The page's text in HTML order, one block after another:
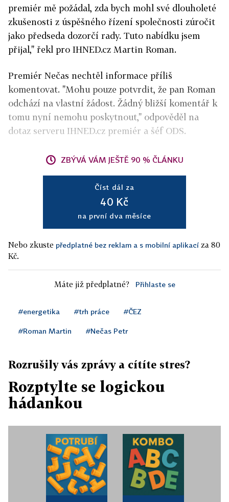
premiér mě požádal, zda bych mohl své dlouholeté
zkušenosti z úspěšného řízení společnosti zúročit
jako předseda dozorčí rady. Tuto nabídku jsem
přijal," řekl pro IHNED.cz Martin Roman.
Premiér Nečas nechtěl informace příliš
komentovat. "Mohu pouze potvrdit, že pan Roman
odchází na vlastní žádost. Žádný bližší komentář k
tomu nyní nemohu poskytnout," odpověděl na
dotaz serveru IHNED.cz premiér a šéf ODS.
ZBÝVÁ VÁM JEŠTĚ 90 % ČLÁNKU
Číst dál za
40 Kč
na první dva měsíce
Nebo zkuste předplatné bez reklam a s mobilní aplikací za 80
Kč.
Máte již předplatné? Přihlaste se
#energetika #trh práce #ČEZ
#Roman Martin #Nečas Petr
Rozrušily vás zprávy a cítíte stres?
Rozptylte se logickou
hádankou